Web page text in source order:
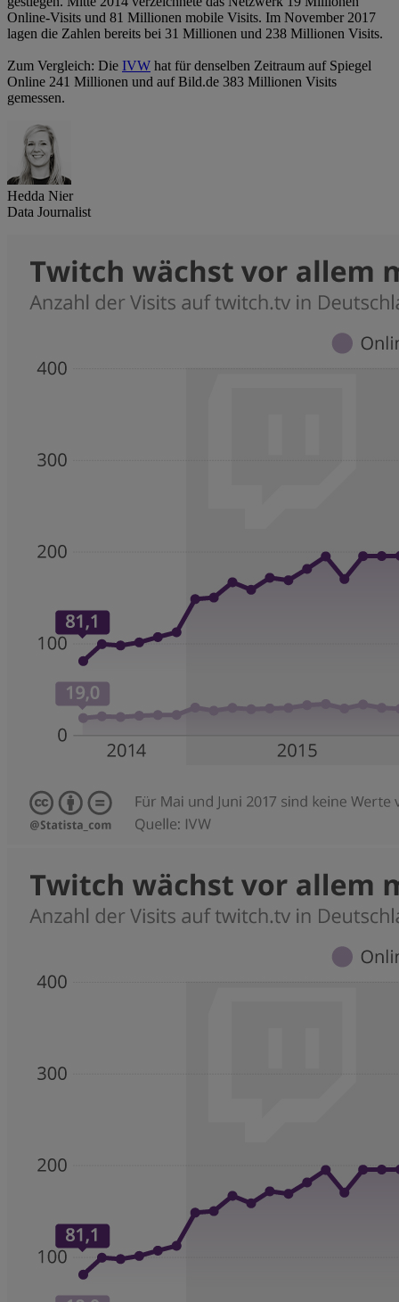
Online-Visits und 81 Millionen mobile Visits. Im November 2017
lagen die Zahlen bereits bei 31 Millionen und 238 Millionen Visits.
Zum Vergleich: Die IVW hat für denselben Zeitraum auf Spiegel
Online 241 Millionen und auf Bild.de 383 Millionen Visits
gemessen.
Hedda Nier
Data Journalist